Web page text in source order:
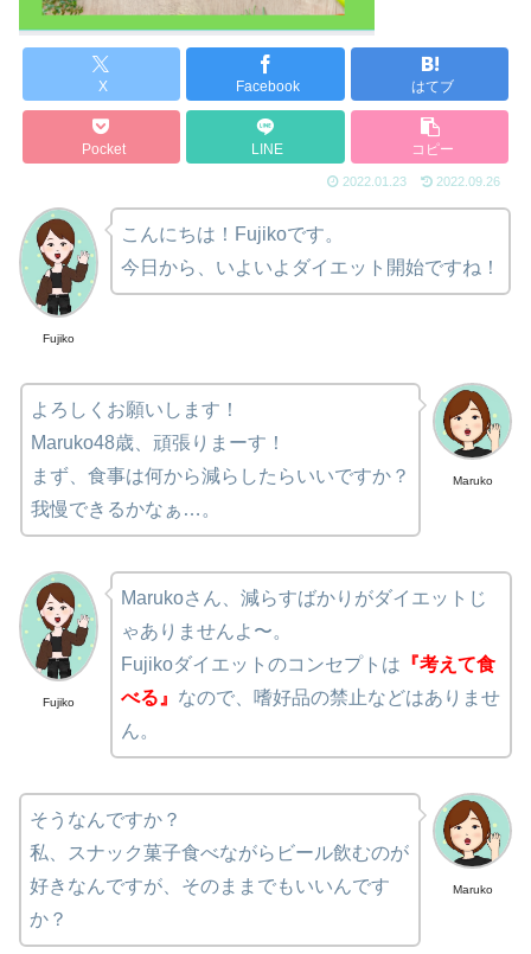
X Facebook はてブ
Pocket LINE コピー
2022.01.23 2022.09.26
Fujiko
こんにちは！Fujikoです。
今日から、いよいよダイエット開始ですね！
Maruko
よろしくお願いします！
Maruko48歳、頑張りまーす！
まず、食事は何から減らしたらいいですか？
我慢できるかなぁ…。
Fujiko
Marukoさん、減らすばかりがダイエットじ
ゃありませんよ〜。
Fujikoダイエットのコンセプトは 『考えて食
べる』 なので、嗜好品の禁止などはありませ
ん。
Maruko
そうなんですか？
私、スナック菓子食べながらビール飲むのが
好きなんですが、そのままでもいいんです
か？